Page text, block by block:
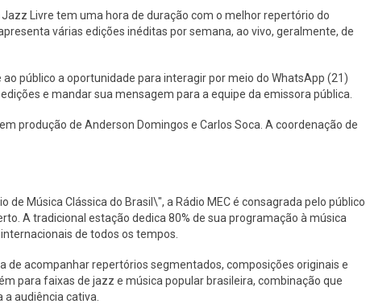
Livre tem uma hora de duração com o melhor repertório do
várias edições inéditas por semana, ao vivo, geralmente, de
público a oportunidade para interagir por meio do WhatsApp (21)
e mandar sua mensagem para a equipe da emissora pública.
produção de Anderson Domingos e Carlos Soca. A coordenação de
de Música Clássica do Brasil\", a Rádio MEC é consagrada pelo público
A tradicional estação dedica 80% de sua programação à música
de todos os tempos.
de acompanhar repertórios segmentados, composições originais e
para faixas de jazz e música popular brasileira, combinação que
a audiência cativa.